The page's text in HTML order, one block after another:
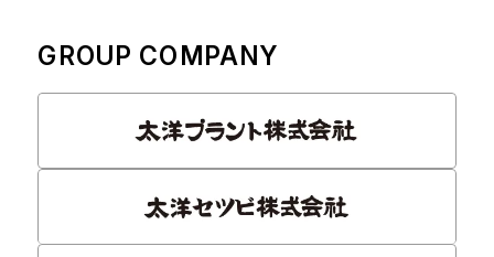
GROUP COMPANY